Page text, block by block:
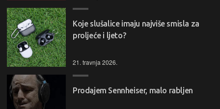
Koje slušalice imaju najviše smisla za
proljeće i ljeto?
21. travnja 2026.
Prodajem Sennheiser, malo rabljen